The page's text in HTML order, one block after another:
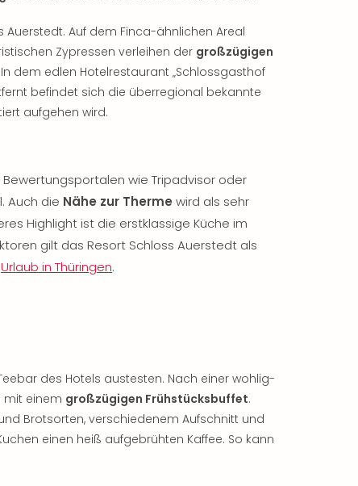
Auf dem Finca-ähnlichen Areal
Zypressen verleihen der großzügigen
dem edlen Hotelrestaurant „Schlossgasthof
befindet sich die überregional bekannte
aufgehen wird.
wie Tripadvisor oder
Auch die Nähe zur Therme wird als sehr
Highlight ist die erstklassige Küche im
gilt das Resort Schloss Auerstedt als
Urlaub in Thüringen.
des Hotels austesten. Nach einer wohlig-
mit einem großzügigen Frühstücksbuffet.
Brotsorten, verschiedenem Aufschnitt und
einen heiß aufgebrühten Kaffee. So kann